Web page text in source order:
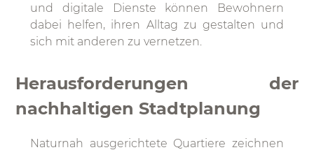
und digitale Dienste können Bewohnern
dabei helfen, ihren Alltag zu gestalten und
sich mit anderen zu vernetzen.
Herausforderungen der
nachhaltigen Stadtplanung
Naturnah ausgerichtete Quartiere zeichnen